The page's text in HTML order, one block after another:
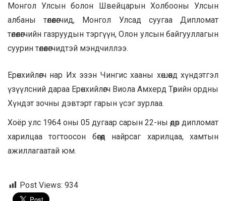
Монгол Улсын болон Швейцарын Холбооны Улсын
албаны төлөөлөгчид, Монгол Улсад суугаа Дипломат
төлөөлөгчийн газруудын тэргүүн, Олон улсын байгууллагын
суурин төлөөлөгчидтэй мэндчиллээ.
Ерөнхийлөгч нар Их эзэн Чингис хааны хөшөөнд хүндэтгэл
үзүүлсний дараа Ерөнхийлөгч Виола Амхерд Төрийн ордны
Хүндэт зочны дэвтэрт гарын үсэг зурлаа.
Хоёр улс 1964 оны 05 дугаар сарын 22-ны өдөр дипломат
харилцаа тогтоосон бөгөөд найрсаг харилцаа, хамтын
ажиллагаатай юм.
Post Views: 934